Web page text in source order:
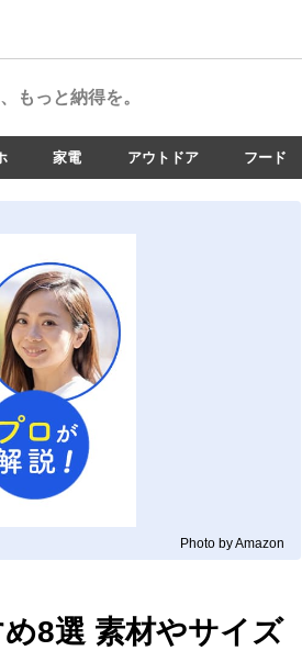
もっと納得を。
家電 アウトドア フード
Photo by Amazon
8選 素材やサイズ